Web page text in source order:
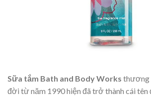
Sữa tắm Bath and Body Works thương
đời từ năm 1990 hiện đã trở thành cái tên